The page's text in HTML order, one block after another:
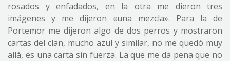
rosados y enfadados, en la otra me dieron tres
imágenes y me dijeron «una mezcla». Para la de
Portemor me dijeron algo de dos perros y mostraron
cartas del clan, mucho azul y similar, no me quedó muy
allá, es una carta sin fuerza. La que me da pena que no